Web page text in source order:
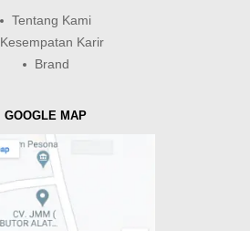
Tentang Kami
Kesempatan Karir
Brand
GOOGLE MAP